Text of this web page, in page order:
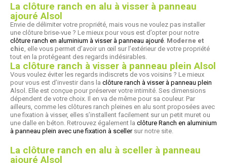
La clôture ranch en alu à visser à panneau
ajouré Alsol
Envie de délimiter votre propriété, mais vous ne voulez pas installer
une clôture brise-vue ? Le mieux pour vous est d’opter pour notre
clôture ranch en aluminium à visser à panneau ajouré. Moderne et
chic, elle vous permet d’avoir un œil sur l’extérieur de votre propriété
tout en la protégeant des regards indésirables.
La clôture ranch à visser à panneau plein Alsol
Vous voulez éviter les regards indiscrets de vos voisins ? Le mieux
pour vous est d’investir dans la clôture ranch à visser à panneau plein
Alsol. Elle est conçue pour préserver votre intimité. Ses dimensions
dépendent de votre choix. Il en va de même pour sa couleur. Par
ailleurs, comme les clôtures ranch pleines en alu sont proposées avec
une fixation à visser, elles s’installent facilement sur un petit muret ou
une dalle en béton. Retrouvez également la clôture Ranch en aluminium
à panneau plein avec une fixation à scellersur notre site.
La clôture ranch en alu à sceller à panneau
ajouré Alsol